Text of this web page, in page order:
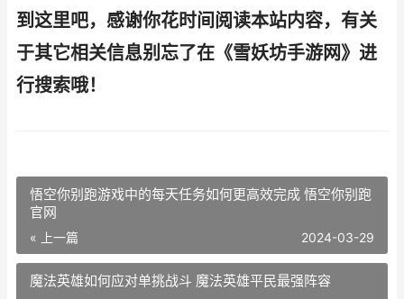
到这里吧，感谢你花时间阅读本站内容，有关
于其它相关信息别忘了在《雪妖坊手游网》进
行搜索哦！
悟空你别跑游戏中的每天任务如何更高效完成 悟空你别跑
官网
« 上一篇 2024-03-29
魔法英雄如何应对单挑战斗 魔法英雄平民最强阵容